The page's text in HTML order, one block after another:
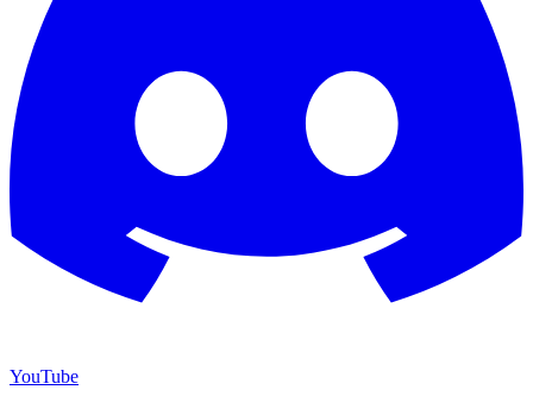
YouTube